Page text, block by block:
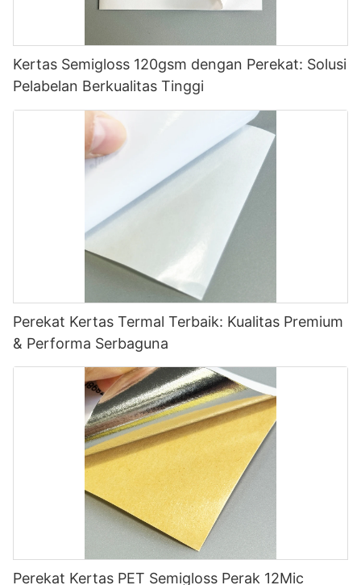
Kertas Semigloss 120gsm dengan Perekat: Solusi
Pelabelan Berkualitas Tinggi
Perekat Kertas Termal Terbaik: Kualitas Premium
& Performa Serbaguna
Perekat Kertas PET Semigloss Perak 12Mic